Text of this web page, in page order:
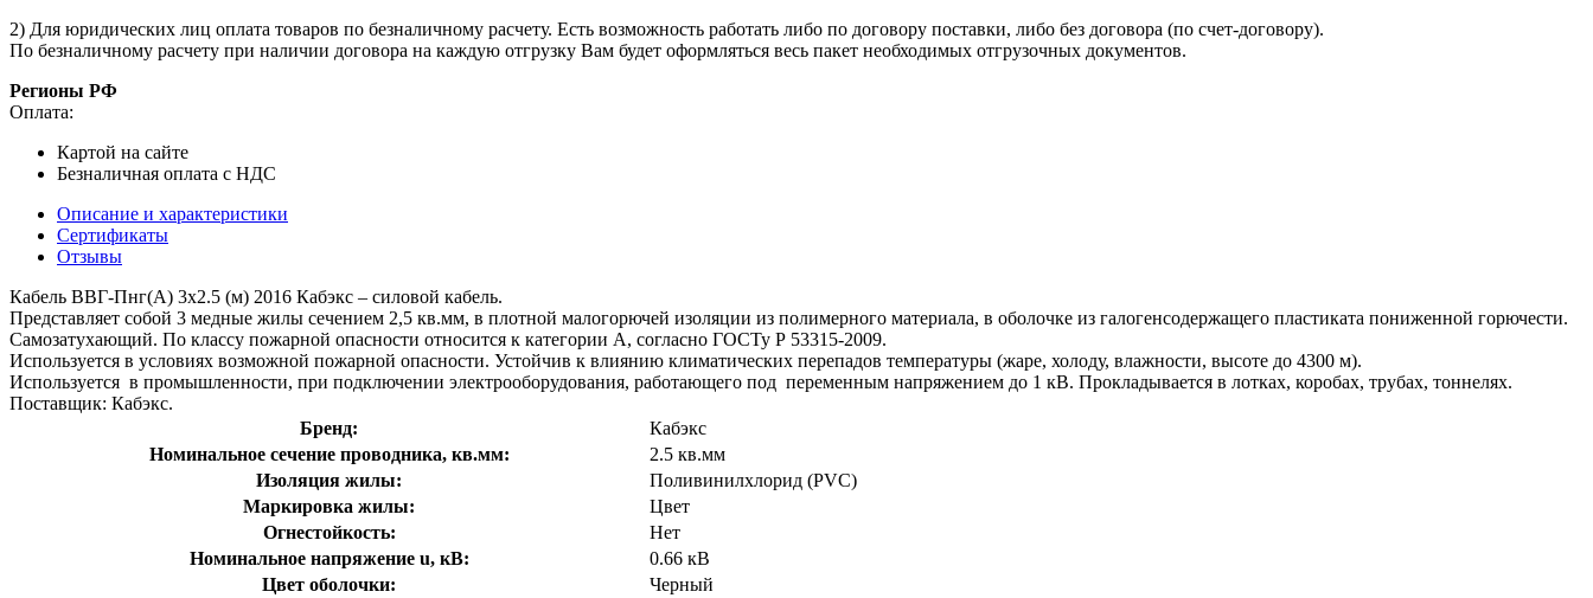
2) Для юридических лиц оплата товаров по безналичному расчету. Есть возможность работать либо по договору поставки, либо без договора (по счет-договору).
По безналичному расчету при наличии договора на каждую отгрузку Вам будет оформляться весь пакет необходимых отгрузочных документов.
Регионы РФ
Оплата:
Картой на сайте
Безналичная оплата с НДС
Описание и характеристики
Сертификаты
Отзывы
Кабель ВВГ-Пнг(А) 3х2.5 (м) 2016 Кабэкс – силовой кабель.
Представляет собой 3 медные жилы сечением 2,5 кв.мм, в плотной малогорючей изоляции из полимерного материала, в оболочке из галогенсодержащего пластиката пониженной горючести.
Самозатухающий. По классу пожарной опасности относится к категории А, согласно ГОСТу Р 53315-2009.
Используется в условиях возможной пожарной опасности. Устойчив к влиянию климатических перепадов температуры (жаре, холоду, влажности, высоте до 4300 м).
Используется в промышленности, при подключении электрооборудования, работающего под переменным напряжением до 1 кВ. Прокладывается в лотках, коробах, трубах, тоннелях.
Поставщик: Кабэкс.
Бренд:
Кабэкс
Номинальное сечение проводника, кв.мм:
2.5 кв.мм
Изоляция жилы:
Поливинилхлорид (PVC)
Маркировка жилы:
Цвет
Огнестойкость:
Нет
Номинальное напряжение u, кВ:
0.66 кВ
Цвет оболочки:
Черный